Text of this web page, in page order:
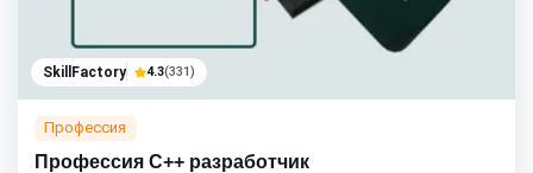
SkillFactory 4.3(331)
Профессия
Профессия C++ разработчик